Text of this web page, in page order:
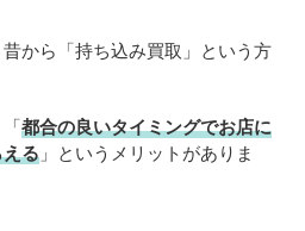
から「持ち込み買取」という方
都合の良いタイミングでお店に
る 」というメリットがありま